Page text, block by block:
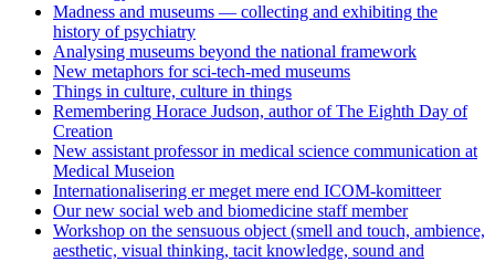
Madness and museums — collecting and exhibiting the
history of psychiatry
Analysing museums beyond the national framework
New metaphors for sci-tech-med museums
Things in culture, culture in things
Remembering Horace Judson, author of The Eighth Day of
Creation
New assistant professor in medical science communication at
Medical Museion
Internationalisering er meget mere end ICOM-komitteer
Our new social web and biomedicine staff member
Workshop on the sensuous object (smell and touch, ambience,
aesthetic, visual thinking, tacit knowledge, sound and